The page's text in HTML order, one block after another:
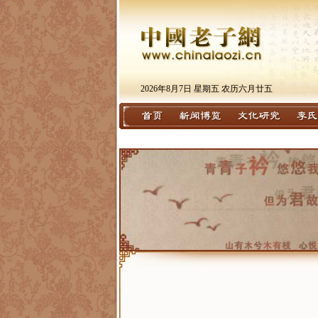
2026年8月7日 星期五 农历六月廿五